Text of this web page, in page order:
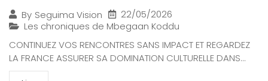
By Seguima Vision
22/05/2026
Les chroniques de Mbegaan Koddu
CONTINUEZ VOS RENCONTRES SANS IMPACT ET REGARDEZ
LA FRANCE ASSURER SA DOMINATION CULTURELLE DANS...